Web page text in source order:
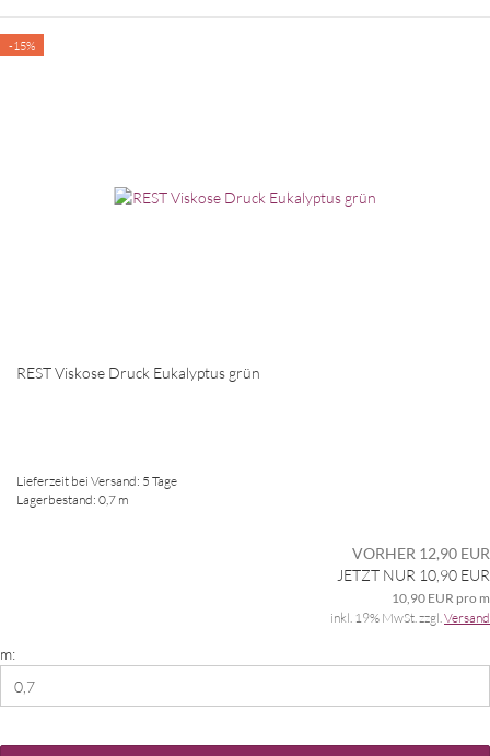
-15%
REST Viskose Druck Eukalyptus grün
Lieferzeit bei Versand: 5 Tage
Lagerbestand: 0,7 m
VORHER 12,90 EUR
JETZT NUR 10,90 EUR
10,90 EUR pro m
inkl. 19% MwSt. zzgl.Versand
m: